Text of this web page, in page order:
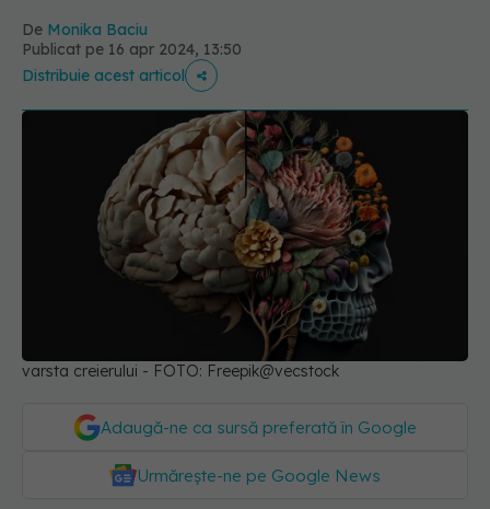
De Monika Baciu
Publicat pe 16 apr 2024, 13:50
Distribuie acest articol
varsta creierului - FOTO: Freepik@vecstock
Adaugă-ne ca sursă preferată în Google
Urmărește-ne pe Google News